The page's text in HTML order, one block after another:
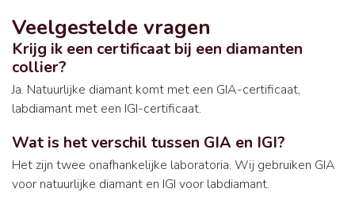
Veelgestelde vragen
Krijg ik een certificaat bij een diamanten
collier?
Ja. Natuurlijke diamant komt met een GIA-certificaat,
labdiamant met een IGI-certificaat.
Wat is het verschil tussen GIA en IGI?
Het zijn twee onafhankelijke laboratoria. Wij gebruiken GIA
voor natuurlijke diamant en IGI voor labdiamant.